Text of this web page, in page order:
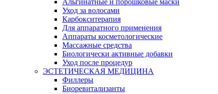
Уход за волосами
Карбокситерапия
Для аппаратного применения
Аппараты косметологические
Массажные средства
Биологически активные добавки
Уход после процедур
ЭСТЕТИЧЕСКАЯ МЕДИЦИНА
Филлеры
Биоревитализанты